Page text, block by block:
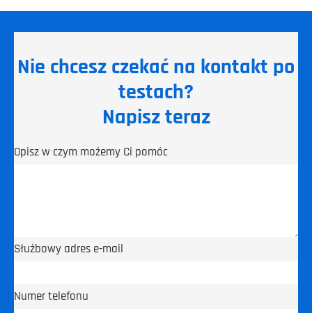
Nie chcesz czekać na kontakt po
testach?
Napisz teraz
Opisz w czym możemy Ci pomóc
Służbowy adres e-mail
Numer telefonu